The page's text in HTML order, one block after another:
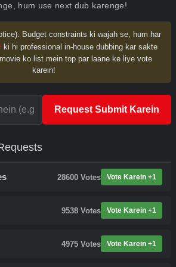
hum use next dub karenge!
Budget constraints ki wajah se, hum har
ki hi professional in-house dubbing kar sakte
ko list mein top par laane ke liye vote
karein!
Request Submit Karein
28600 Votes Vote Karein +1
9538 Votes Vote Karein +1
4975 Votes Vote Karein +1